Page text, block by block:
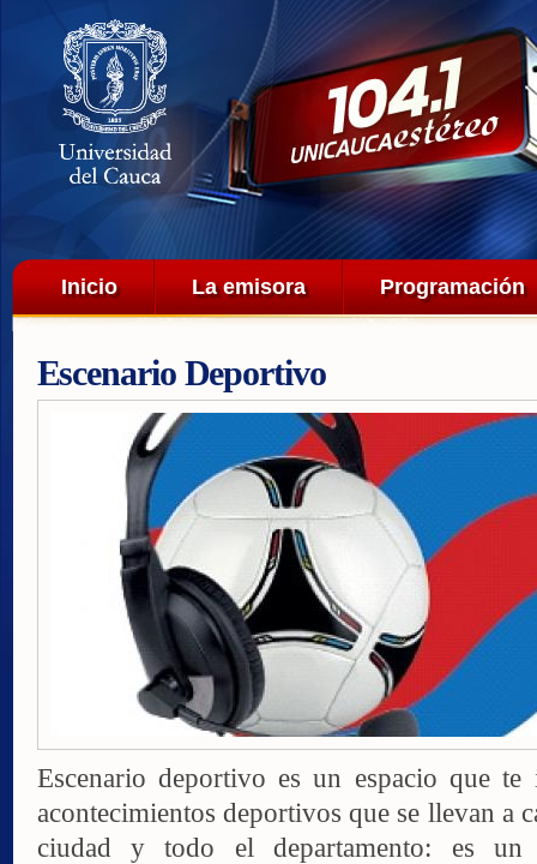
Menú principal
Inicio La emisora Programación
Escenario Deportivo
Escenario deportivo es un espacio que
acontecimientos deportivos que se llevan a
ciudad y todo el departamento: es un